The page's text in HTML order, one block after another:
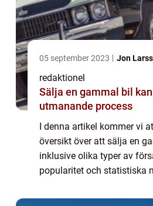
05 september 2023 Jon
redaktionel
Sälja en gammal bil
utmanande process
I denna artikel kommer vi
översikt över att sälja en
inklusive olika typer av
popularitet och statistiska
sätt att sälja en gammal